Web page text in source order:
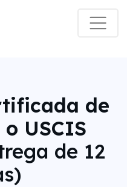
de
USCIS
de 12